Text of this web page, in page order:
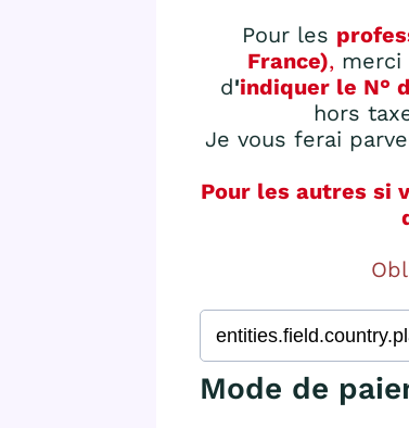
Pour les
France), merci
d'indiquer le N°
hors
Je vous ferai
Pour les autres si
Mode de